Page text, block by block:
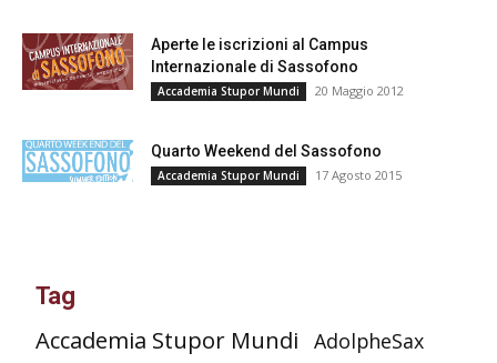
Aperte le iscrizioni al Campus
Internazionale di Sassofono
Accademia Stupor Mundi 20 Maggio 2012
Quarto Weekend del Sassofono
Accademia Stupor Mundi 17 Agosto 2015
Tag
Accademia Stupor Mundi AdolpheSax